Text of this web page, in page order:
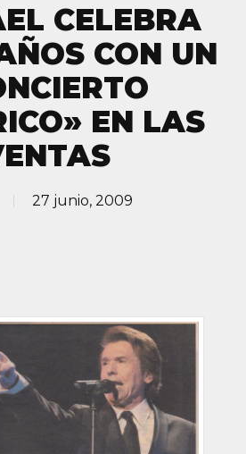
CELEBRA
CON UN
EN LAS
27 junio, 2009